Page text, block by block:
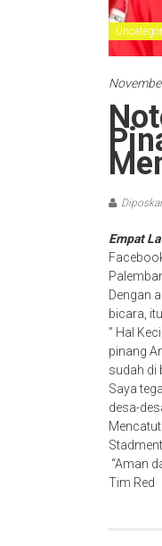
Empat
Dengan
bicara,
” Hal
pinang
sudah di
Saya
desa-
“Aman
Tim Red